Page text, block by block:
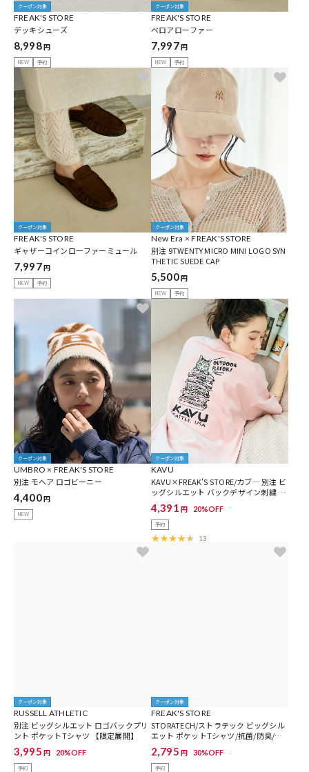
クーポン対象
FREAK'S STORE
デッキシューズ
8,998円
NEW 予約
クーポン対象
FREAK'S STORE
ベロアローファー
7,997円
NEW 予約
クーポン対象
FREAK'S STORE
ギャザーコインローファーミュール
7,997円
NEW 予約
クーポン対象
New Era × FREAK'S STORE
別注 9TWENTY MICRO MINI LOGO SYN
THETIC SUEDE CAP
5,500円
NEW 予約
クーポン対象
UMBRO × FREAK'S STORE
別注 モヘア ロゴビーニー
4,400円
NEW
クーポン対象
KAVU
KAVU×FREAK'S STORE/カブ― 別注 ビ
ッグシルエット バックデザイン刺繍 ク
ルーネック Tシャツ / Burger Cat【限定
展開】
4,391 円 20%OFF
予約
13
クーポン対象
RUSSELL ATHLETIC
別注 ビッグシルエット ロゴバックプリ
ント ポケットTシャツ 【限定展開】
3,995 円 20%OFF
予約
クーポン対象
FREAK'S STORE
STORATECH/ストラテック ビッグシル
エット ポケットTシャツ/抗菌/防臭/制
菌/UVカット/接触冷感/吸水速乾 【限定
展開】
2,795 円 30%OFF
予約